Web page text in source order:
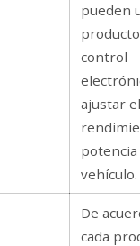
pueden
control
ajustar el
vehículo.
De
cada